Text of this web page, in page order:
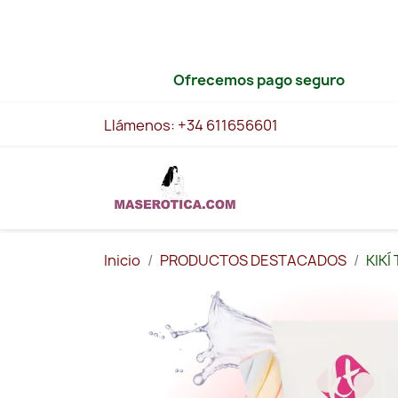
Ofrecemos pago seguro
Llámenos: +34 611656601
Inicio PRODUCTOS DESTACADOS KIKÍ